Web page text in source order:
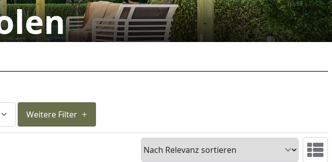
Weitere Filter
Sortieren